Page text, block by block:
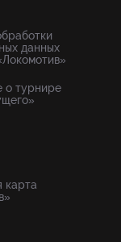
данных
о турнире
карта